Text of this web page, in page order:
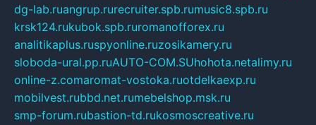
dg-lab.ruangrup.rurecruiter.spb.rumusic8.spb.ru
krsk124.rukubok.spb.ruromanofforex.ru
analitikaplus.ruspyonline.ruzosikamery.ru
sloboda-ural.pp.ruAUTO-COM.SUhohota.netalimy.ru
online-z.comaromat-vostoka.ruotdelkaexp.ru
mobilvest.rubbd.net.rumebelshop.msk.ru
smp-forum.rubastion-td.rukosmoscreative.ru